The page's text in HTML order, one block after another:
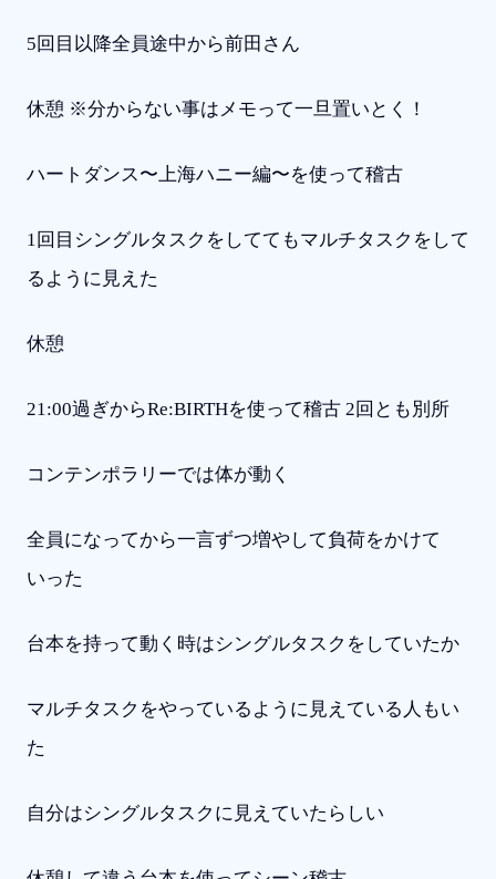
5回目以降全員途中から前田さん
休憩 ※分からない事はメモって一旦置いとく！
ハートダンス〜上海ハニー編〜を使って稽古
1回目シングルタスクをしててもマルチタスクをして
るように見えた
休憩
21:00過ぎからRe:BIRTHを使って稽古 2回とも別所
コンテンポラリーでは体が動く
全員になってから一言ずつ増やして負荷をかけて
いった
台本を持って動く時はシングルタスクをしていたか
マルチタスクをやっているように見えている人もい
た
自分はシングルタスクに見えていたらしい